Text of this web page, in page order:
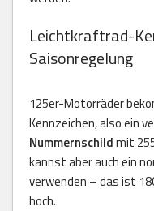
Leichtkraftrad-
Saisonregelung
125er-Motorräder
Kennzeichen, also ein
Nummernschildmit
kannst aber auch ein
verwenden – das ist
hoch.